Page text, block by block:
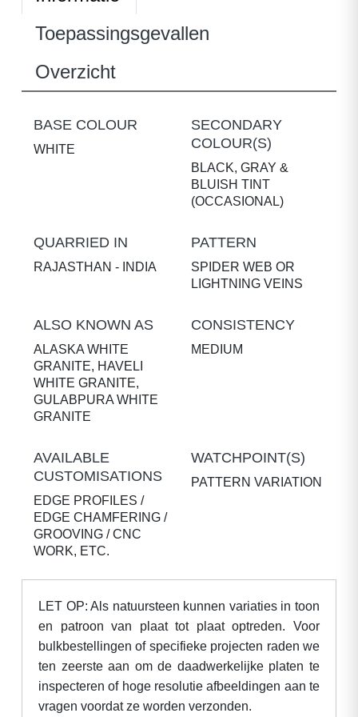
Toepassingsgevallen
Overzicht
BASE COLOUR
WHITE
SECONDARY
COLOUR(S)
BLACK, GRAY &
BLUISH TINT
(OCCASIONAL)
QUARRIED IN
RAJASTHAN - INDIA
PATTERN
SPIDER WEB OR
LIGHTNING VEINS
ALSO KNOWN AS
ALASKA WHITE
GRANITE, HAVELI
WHITE GRANITE,
GULABPURA WHITE
GRANITE
CONSISTENCY
MEDIUM
AVAILABLE
CUSTOMISATIONS
EDGE PROFILES /
EDGE CHAMFERING /
GROOVING / CNC
WORK, ETC.
WATCHPOINT(S)
PATTERN VARIATION
LET OP: Als natuursteen kunnen variaties in toon
en patroon van plaat tot plaat optreden. Voor
bulkbestellingen of specifieke projecten raden we
ten zeerste aan om de daadwerkelijke platen te
inspecteren of hoge resolutie afbeeldingen aan te
vragen voordat ze worden verzonden.